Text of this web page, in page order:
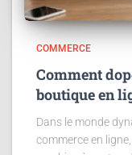
COMMERCE
Comment
boutique en
Dans le monde
commerce en